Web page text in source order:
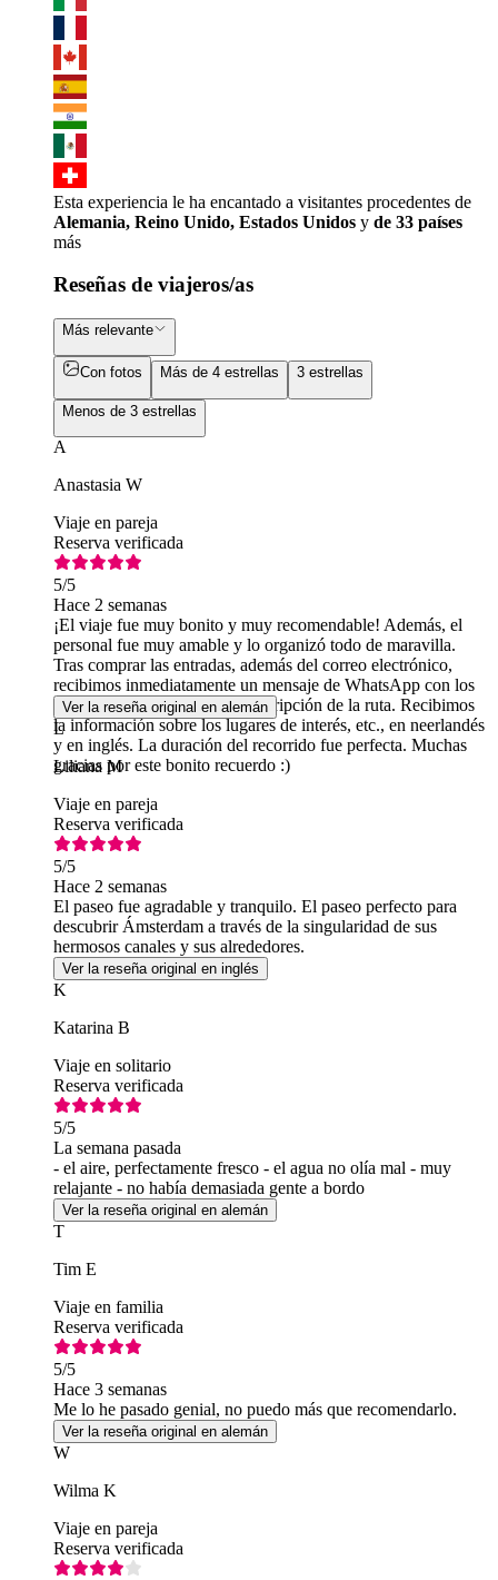
Esta experiencia le ha encantado a visitantes procedentes de
Alemania, Reino Unido, Estados Unidos y de 33 países
más
Reseñas de viajeros/as
Más relevante
Con fotos Más de 4 estrellas 3 estrellas
Menos de 3 estrellas
A
Anastasia W
Viaje en pareja
Reserva verificada
5/5
Hace 2 semanas
¡El viaje fue muy bonito y muy recomendable! Además, el
personal fue muy amable y lo organizó todo de maravilla.
Tras comprar las entradas, además del correo electrónico,
recibimos inmediatamente un mensaje de WhatsApp con los
datos más importantes y la descripción de la ruta. Recibimos
la información sobre los lugares de interés, etc., en neerlandés
y en inglés. La duración del recorrido fue perfecta. Muchas
gracias por este bonito recuerdo :)
Ver la reseña original en alemán
L
Liliana M
Viaje en pareja
Reserva verificada
5/5
Hace 2 semanas
El paseo fue agradable y tranquilo. El paseo perfecto para
descubrir Ámsterdam a través de la singularidad de sus
hermosos canales y sus alrededores.
Ver la reseña original en inglés
K
Katarina B
Viaje en solitario
Reserva verificada
5/5
La semana pasada
- el aire, perfectamente fresco - el agua no olía mal - muy
relajante - no había demasiada gente a bordo
Ver la reseña original en alemán
T
Tim E
Viaje en familia
Reserva verificada
5/5
Hace 3 semanas
Me lo he pasado genial, no puedo más que recomendarlo.
Ver la reseña original en alemán
W
Wilma K
Viaje en pareja
Reserva verificada